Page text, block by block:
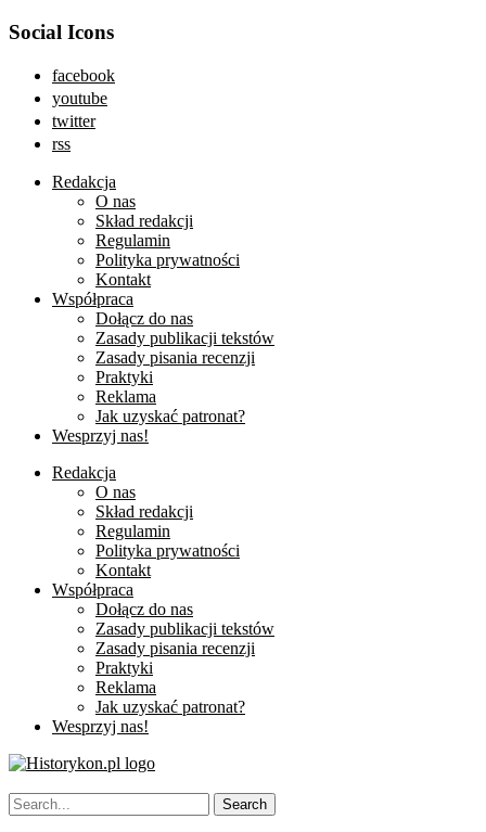
Social Icons
facebook
youtube
twitter
rss
Redakcja
O nas
Skład redakcji
Regulamin
Polityka prywatności
Kontakt
Współpraca
Dołącz do nas
Zasady publikacji tekstów
Zasady pisania recenzji
Praktyki
Reklama
Jak uzyskać patronat?
Wesprzyj nas!
Redakcja
O nas
Skład redakcji
Regulamin
Polityka prywatności
Kontakt
Współpraca
Dołącz do nas
Zasady publikacji tekstów
Zasady pisania recenzji
Praktyki
Reklama
Jak uzyskać patronat?
Wesprzyj nas!